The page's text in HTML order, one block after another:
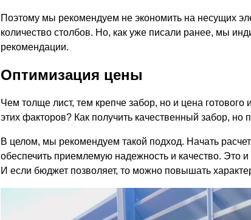
Поэтому мы рекомендуем не экономить на несущих
количество столбов. Но, как уже писали ранее, мы
рекомендации.
Оптимизация цены
Чем толще лист, тем крепче забор, но и цена
этих факторов? Как получить качественный забор, но
В целом, мы рекомендуем такой подход. Начать
обеспечить приемлемую надежность и качество. Это
И если бюджет позволяет, то можно повышать